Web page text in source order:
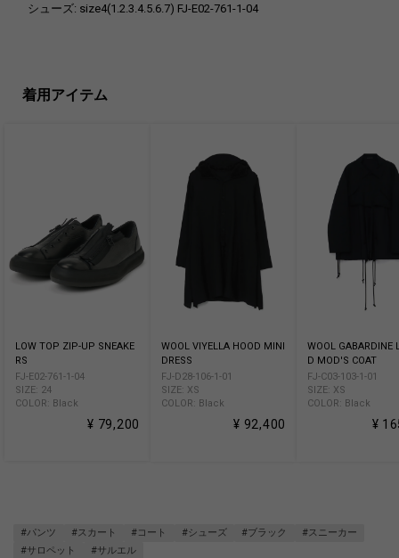
シューズ: size4(1.2.3.4.5.6.7) FJ-E02-761-1-04
着用アイテム
LOW TOP ZIP-UP SNEAKE
RS
FJ-E02-761-1-04
SIZE: 24
COLOR: Black
¥ 79,200
WOOL VIYELLA HOOD MINI
DRESS
FJ-D28-106-1-01
SIZE: XS
COLOR: Black
¥ 92,400
WOOL GABARDINE
D MOD'S COAT
FJ-C03-103-1-01
SIZE: XS
COLOR: Black
¥
#パンツ #スカート #コート #シューズ #ブラック
#スニーカー
#サロペット
#サルエル